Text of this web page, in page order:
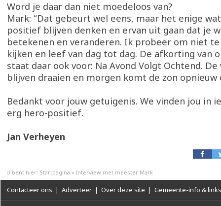
Word je daar dan niet moedeloos van?
Mark: “Dat gebeurt wel eens, maar het enige
positief blijven denken en ervan uit gaan dat je
betekenen en veranderen. Ik probeer om niet
kijken en leef van dag tot dag. De afkorting van
staat daar ook voor: Na Avond Volgt Ochtend.
blijven draaien en morgen komt de zon opnieuw
Bedankt voor jouw getuigenis. We vinden jou in
erg hero-positief.
Jan Verheyen
U bent hier: Startpagina » Interview met meester Mark
Contacteer ons | Adverteer | Over deze site | Gemeente-info & links